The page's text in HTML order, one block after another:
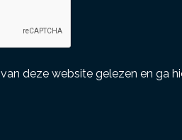
van deze website gelezen en ga